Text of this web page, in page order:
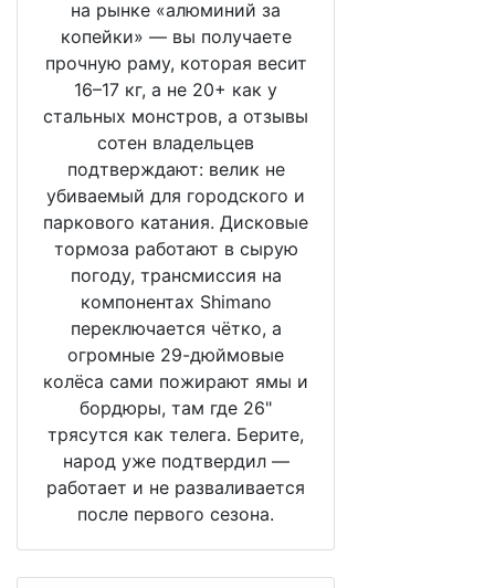
на рынке «алюминий за
копейки» — вы получаете
прочную раму, которая весит
16–17 кг, а не 20+ как у
стальных монстров, а отзывы
сотен владельцев
подтверждают: велик не
убиваемый для городского и
паркового катания. Дисковые
тормоза работают в сырую
погоду, трансмиссия на
компонентах Shimano
переключается чётко, а
огромные 29-дюймовые
колёса сами пожирают ямы и
бордюры, там где 26"
трясутся как телега. Берите,
народ уже подтвердил —
работает и не разваливается
после первого сезона.